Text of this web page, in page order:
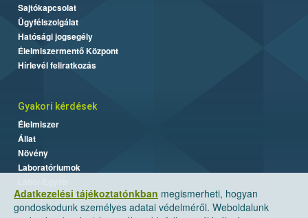
Adatkezelési tájékoztatónkban megismerheti, hogyan
gondoskodunk személyes adatai védelméről. Weboldalunk
Sajtókapcsolat
Ügyfélszolgálat
Hatósági jogsegély
Élelmiszermentő Központ
Hírlevél feliratkozás
Gyakori kérdések
Élelmiszer
Állat
Növény
Laboratóriumok